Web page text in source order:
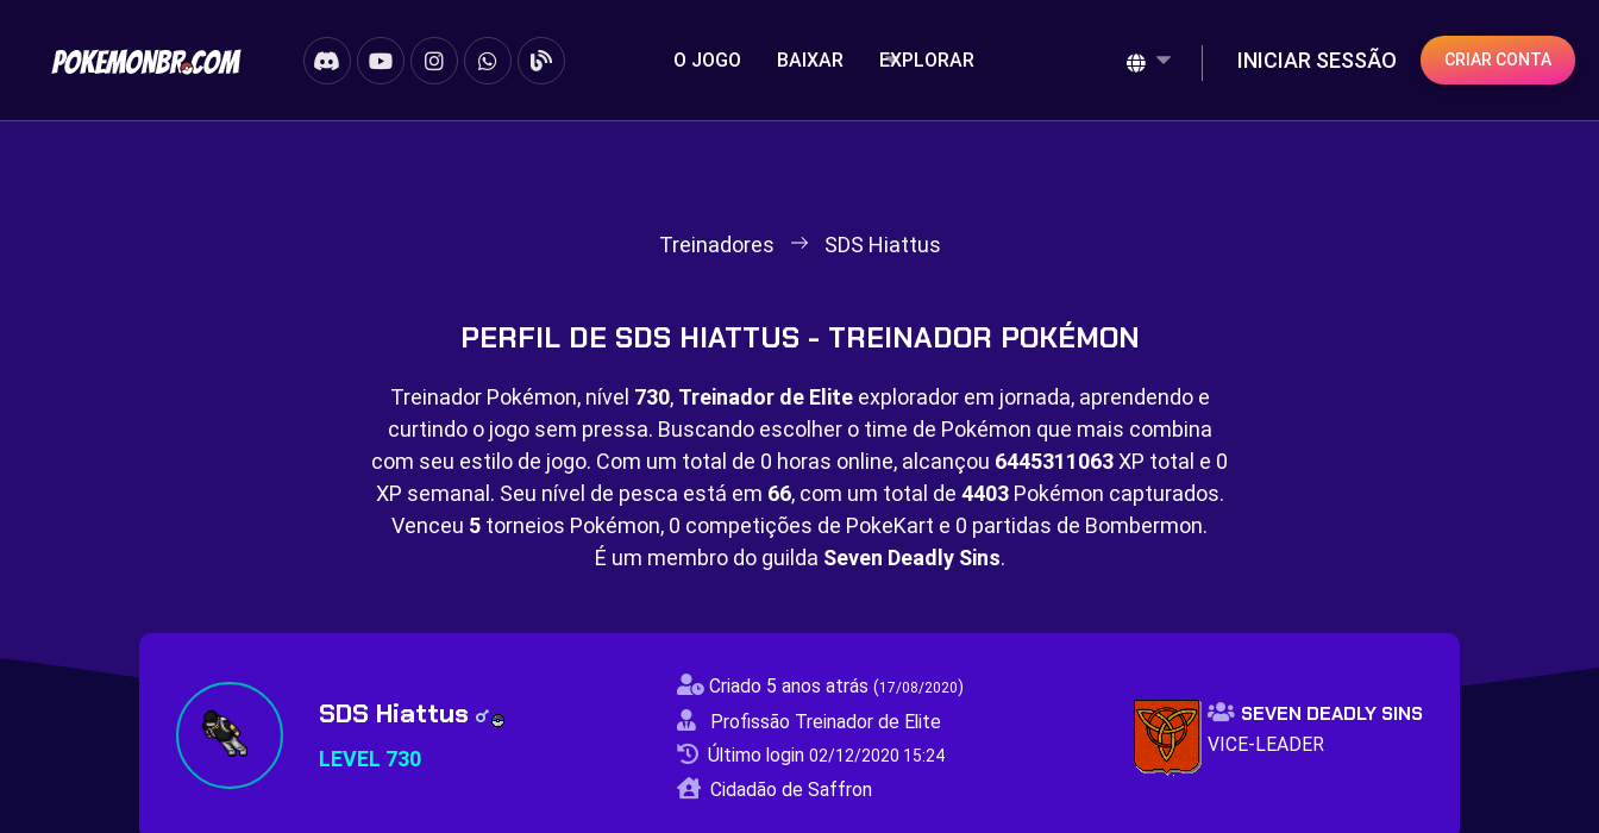
O JOGO BAIXAR EXPLORAR INICIAR SESSÃO CRIAR CONTA
Treinadores SDS Hiattus
PERFIL DE SDS HIATTUS - TREINADOR POKÉMON
Treinador Pokémon, nível 730, Treinador de Eliteexplorador em jornada, aprendendo e
curtindo o jogo sem pressa. Buscando escolher o time de Pokémon que mais combina
com seu estilo de jogo. Com um total de 0 horas online, alcançou 6445311063XP total e 0
XP semanal. Seu nível de pesca está em 66, com um total de 4403Pokémon capturados.
Venceu 5 torneios Pokémon, 0 competições de PokeKart e 0 partidas de Bombermon.
É um membro do guilda Seven Deadly Sins.
SDS Hiattus
LEVEL 730
Criado 5 anos atrás (17/08/2020)
Profissão Treinador de Elite
Último login 02/12/2020 15:24
Cidadão de Saffron
SEVEN DEADLY SINS
VICE-LEADER